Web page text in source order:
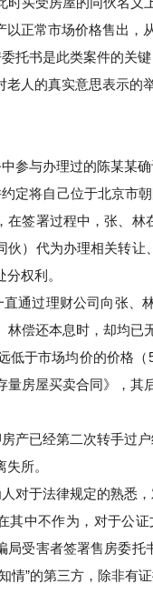
以正常市场价格售出，
托书是此类案件的关
人的真实意思表示的
参与办理过的陈某某
定将自己位于北京市
在签署过程中，张、
伙）代为办理相关转
权利。
通过理财公司向张、
林偿还本息时，却均已
低于市场均价的价格
量房屋买卖合同》，其
产已经第二次转手过
所。
对于法律规定的熟悉
其中不作为，对于公
局受害者签署售房委
情”的第三方，除非有